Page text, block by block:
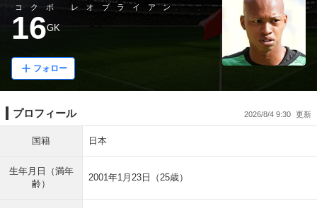
コクボ レオブライアン
16GK
フォロー
プロフィール 2026/8/4 9:30
国籍 日本
生年月日（満年
齢）
2001年1月23日（25歳）